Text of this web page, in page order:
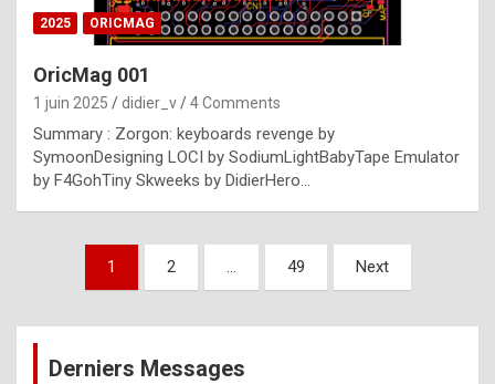
n
y
l
e
x
a
2025 ORICMAG
OricMag 001
1 juin 2025 didier_v 4 Comments
Summary : Zorgon: keyboards revenge by
SymoonDesigning LOCI by SodiumLightBabyTape Emulator
by F4GohTiny Skweeks by DidierHero…
Pagination
publications
1 2 … 49 Next
Derniers Messages